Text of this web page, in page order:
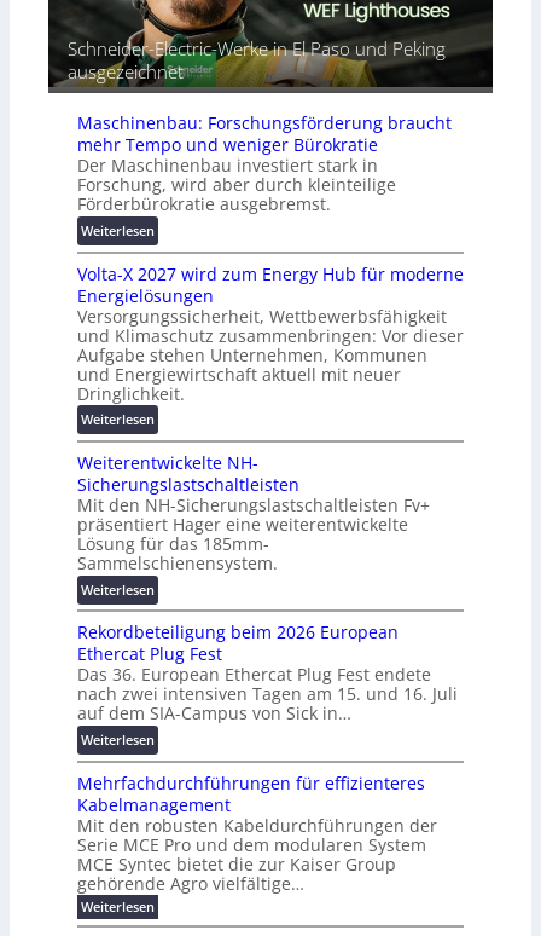
m
a
t
i
i
e
r
u
n
g
s
l
ö
s
u
n
g
e
n
r
e
i
h
e
t
G
e
r
ä
e
s
c
h
u
t
z
u
n
d
d
i
g
i
t
a
l
e
T
r
a
n
s
p
a
r
e
n
z
Schneider-Electric-Werke in El Paso und Peking
ausgezeichnet
Maschinenbau: Forschungsförderung braucht
mehr Tempo und weniger Bürokratie
Der Maschinenbau investiert stark in
Forschung, wird aber durch kleinteilige
Förderbürokratie ausgebremst.
Weiterlesen:
M
a
s
c
h
i
n
e
n
b
a
u
:
F
o
r
s
h
u
n
g
s
f
r
d
e
r
u
n
g
Volta-X 2027 wird zum Energy Hub für moderne
Energielösungen
Versorgungssicherheit, Wettbewerbsfähigkeit
und Klimaschutz zusammenbringen: Vor dieser
Aufgabe stehen Unternehmen, Kommunen
und Energiewirtschaft aktuell mit neuer
Dringlichkeit.
Weiterlesen:
V
o
l
t
a
-
X
2
0
2
7
w
i
r
d
z
u
m
E
n
e
r
g
Weiterentwickelte NH-
Sicherungslastschaltleisten
Mit den NH-Sicherungslastschaltleisten Fv+
präsentiert Hager eine weiterentwickelte
Lösung für das 185mm-
Sammelschienensystem.
Weiterlesen:
W
e
i
t
e
r
e
n
t
w
i
c
k
e
l
Rekordbeteiligung beim 2026 European
Ethercat Plug Fest
Das 36. European Ethercat Plug Fest endete
nach zwei intensiven Tagen am 15. und 16. Juli
auf dem SIA-Campus von Sick in…
Weiterlesen:
R
e
k
o
r
d
b
e
Mehrfachdurchführungen für effizienteres
Kabelmanagement
Mit den robusten Kabeldurchführungen der
Serie MCE Pro und dem modularen System
MCE Syntec bietet die zur Kaiser Group
gehörende Agro vielfältige…
Weiterlesen:
M